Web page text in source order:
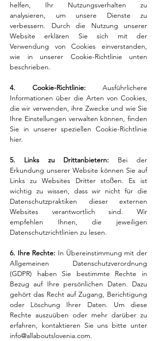
helfen, Ihr Nutzungsverhalten zu
analysieren, um unsere Dienste zu
verbessern. Durch die Nutzung unserer
Website erklären Sie sich mit der
Verwendung von Cookies einverstanden,
wie in unserer Cookie-Richtlinie unten
beschrieben.
4. Cookie-Richtlinie: Ausführlichere
Informationen über die Arten von Cookies,
die wir verwenden, ihre Zwecke und wie Sie
Ihre Einstellungen verwalten können, finden
Sie in unserer speziellen Cookie-Richtlinie
hier.
5. Links zu Drittanbietern: Bei der
Erkundung unserer Website können Sie auf
Links zu Websites Dritter stoßen. Es ist
wichtig zu wissen, dass wir nicht für die
Datenschutzpraktiken dieser externen
Websites verantwortlich sind. Wir
empfehlen Ihnen, die jeweiligen
Datenschutzrichtlinien zu lesen.
6. Ihre Rechte: In Übereinstimmung mit der
Allgemeinen Datenschutzverordnung
(GDPR) haben Sie bestimmte Rechte in
Bezug auf Ihre persönlichen Daten. Dazu
gehört das Recht auf Zugang, Berichtigung
oder Löschung Ihrer Daten. Um diese
Rechte auszuüben oder mehr darüber zu
erfahren, kontaktieren Sie uns bitte unter
info@allaboutslovenia.com.